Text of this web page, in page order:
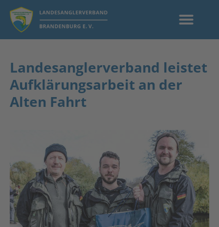
Landesanglerverband leistet
Aufklärungsarbeit an der
Alten Fahrt